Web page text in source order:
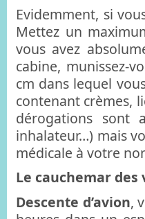
Evidemment, si
Mettez un
vous avez
cabine, munissez-
cm dans lequel
contenant crèmes,
dérogations sont
inhalateur…) mais
médicale à votre
Le cauchemar
Descente d’avion,